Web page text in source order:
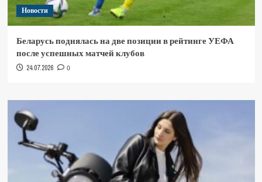
Новости
Беларусь поднялась на две позиции в рейтинге УЕФА
после успешных матчей клубов
24.07.2026 0